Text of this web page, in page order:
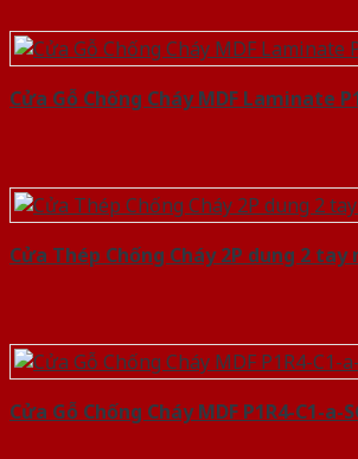
Cửa Gỗ Chống Cháy MDF Laminate
Cửa Thép Chống Cháy 2P dung 2 tay
Cửa Gỗ Chống Cháy MDF P1R4-C1-a-